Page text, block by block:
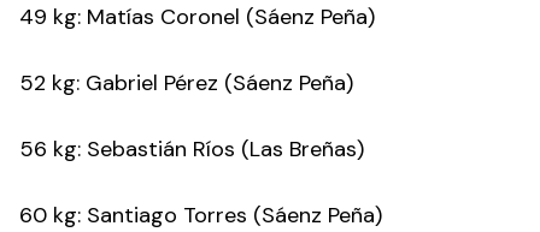
49 kg: Matías Coronel (Sáenz Peña)
52 kg: Gabriel Pérez (Sáenz Peña)
56 kg: Sebastián Ríos (Las Breñas)
60 kg: Santiago Torres (Sáenz Peña)